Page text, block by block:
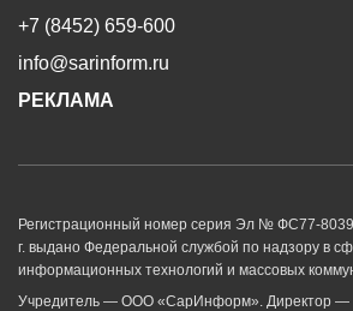
+7 (8452) 659-600
info@sarinform.ru
РЕКЛАМА
Регистрационный номер серия Эл № ФС77-
г. выдано Федеральной службой по надзору в
информационных технологий и массовых
Учредитель — ООО «СарИнформ». Директор —